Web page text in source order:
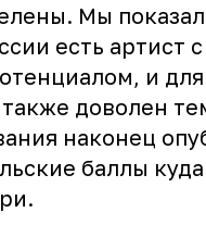
Мы
есть артист
и для
доволен
наконец
баллы